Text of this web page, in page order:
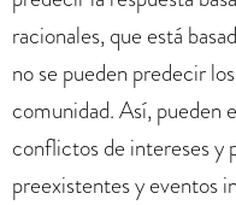
racionales, que está
no se pueden predecir
comunidad. Así, pueden
conflictos de intereses y
preexistentes y eventos